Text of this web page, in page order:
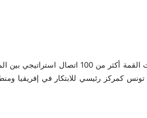
مع وجود أكثر من 200 مشارك، ووفود دولية بارزة، سهلت القمة أكثر من 100
كمركز رئيسي للابتكار في إفريقيا